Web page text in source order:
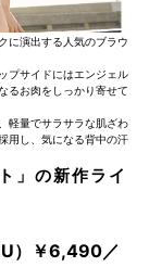
に演出する人気のブラウ
プサイドにはエンジェル
るお肉をしっかり寄せて
軽量でサラサラな肌ざわ
用し、気になる背中の汗
」の新作ライ
）￥6,490／